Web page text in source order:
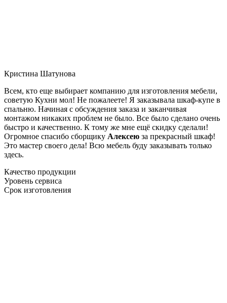
Кристина Шатунова
Всем, кто еще выбирает компанию для изготовления мебели,
советую Кухни мол! Не пожалеете! Я заказывала шкаф-купе в
спальню. Начиная с обсуждения заказа и заканчивая
монтажом никаких проблем не было. Все было сделано очень
быстро и качественно. К тому же мне ещё скидку сделали!
Огромное спасибо сборщику Алексею за прекрасный шкаф!
Это мастер своего дела! Всю мебель буду заказывать только
здесь.
Качество продукции
Уровень сервиса
Срок изготовления